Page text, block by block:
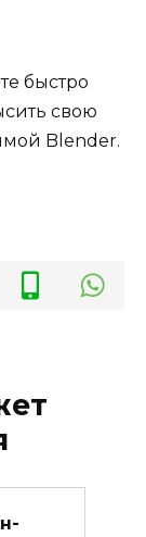
быстро
свою
Blender.